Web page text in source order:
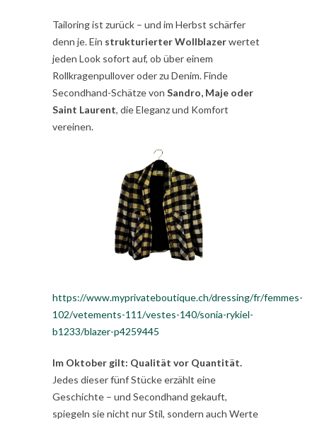
Tailoring ist zurück – und im Herbst schärfer
denn je. Ein strukturierter Wollblazerwertet
jeden Look sofort auf, ob über einem
Rollkragenpullover oder zu Denim. Finde
Secondhand-Schätze von Sandro, Maje oder
Saint Laurent, die Eleganz und Komfort
vereinen.
https://www.myprivateboutique.ch/dressing/fr/femmes-
102/vetements-111/vestes-140/sonia-rykiel-
b1233/blazer-p4259445
Im Oktober gilt: Qualität vor Quantität.
Jedes dieser fünf Stücke erzählt eine
Geschichte – und Secondhand gekauft,
spiegeln sie nicht nur Stil, sondern auch Werte